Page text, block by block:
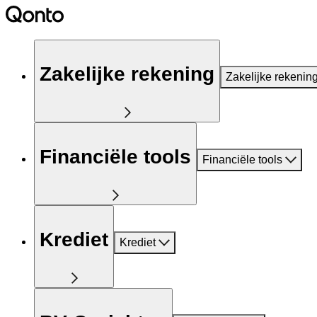
Zakelijke rekening Zakelijke
Financiële tools Financiële tools
Krediet Krediet